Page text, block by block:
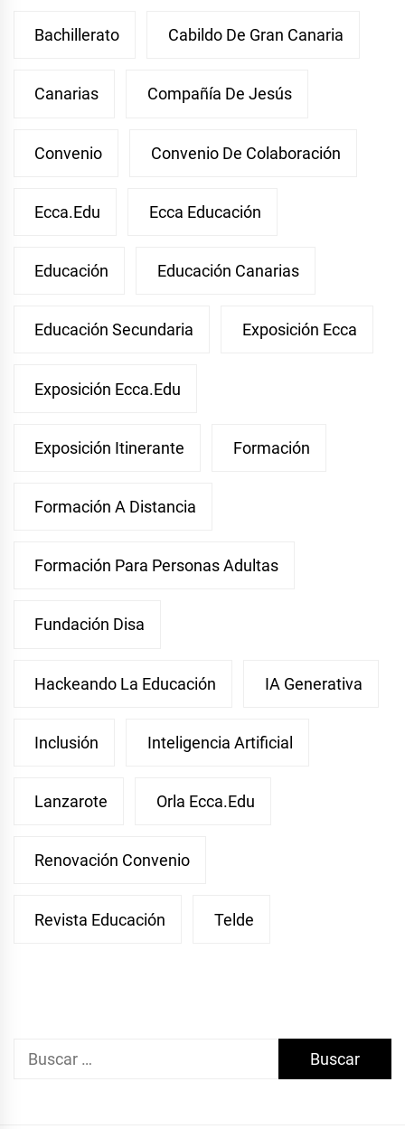
Bachillerato Cabildo De Gran Canaria
Canarias Compañía De Jesús
Convenio Convenio De Colaboración
Ecca.edu Ecca Educación
Educación Educación Canarias
Educación Secundaria Exposición Ecca
Exposición Ecca.edu
Exposición Itinerante Formación
Formación A Distancia
Formación Para Personas Adultas
Fundación Disa
Hackeando La Educación IA Generativa
Inclusión Inteligencia Artificial
Lanzarote Orla Ecca.edu
Renovación Convenio
Revista Educación Telde
Buscar: